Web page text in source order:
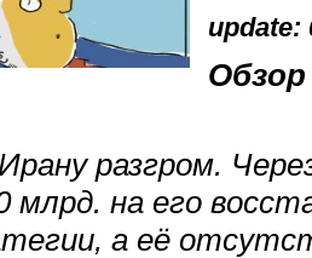
update:
Обзор
разгром.
млрд. на его
а её